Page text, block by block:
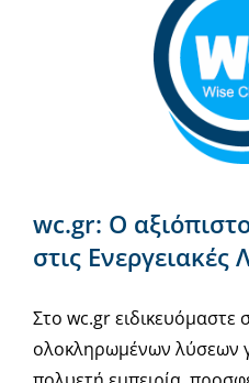
wc.gr: Ο
στις
Στο wc.gr ειδικευόμαστε
ολοκληρωμένων λύσεων